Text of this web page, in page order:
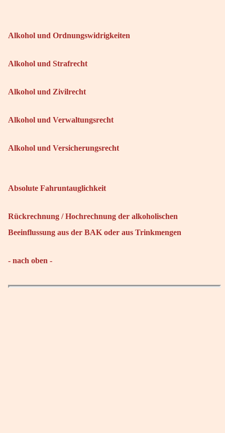
Alkohol und Ordnungswidrigkeiten
Alkohol und Strafrecht
Alkohol und Zivilrecht
Alkohol und Verwaltungsrecht
Alkohol und Versicherungsrecht
Absolute Fahruntauglichkeit
Rückrechnung / Hochrechnung der alkoholischen
Beeinflussung aus der BAK oder aus Trinkmengen
- nach oben -